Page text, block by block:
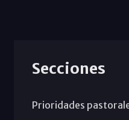
Secciones
Prioridades